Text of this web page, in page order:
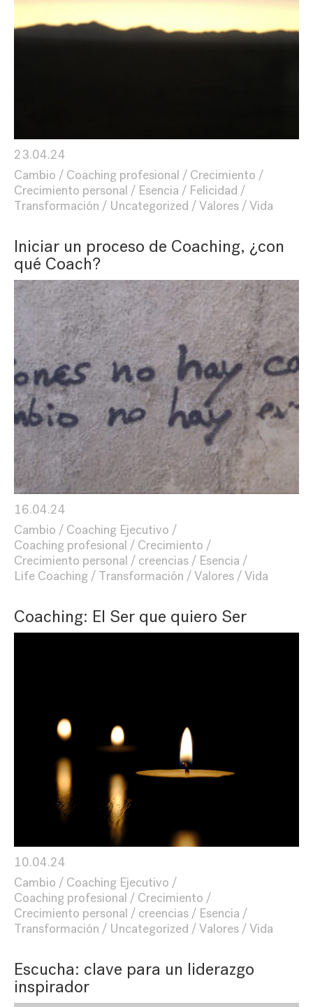
23.04.24
Cambio
Coaching profesional
Crecimiento
Crecimiento personal
Esencia
Felicidad
Transformación
Uncategorized Valores Vida
Iniciar un proceso de Coaching, ¿con
qué Coach?
16.04.24
Cambio
Coaching Ejecutivo
Coaching profesional
Crecimiento
Crecimiento personal
creencias
Esencia
Life Coaching
Transformación Valores Vida
Coaching: El Ser que quiero Ser
10.04.24
Cambio
Coaching Ejecutivo
Coaching profesional
Crecimiento
Crecimiento personal
creencias
Esencia
Transformación
Uncategorized Valores Vida
Escucha: clave para un liderazgo
inspirador